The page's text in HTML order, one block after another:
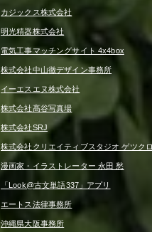
カジックス株式会社
明光精器株式会社
電気工事マッチングサイト 4x4box
株式会社中山徹デザイン事務所
イーエスエヌ株式会社
株式会社髙谷写真場
株式会社SRJ
株式会社クリエイティブスタジオ ゲツクロ
漫画家・イラストレーター 永田 愁
「Look@古文単語337」アプリ
エートス法律事務所
沖縄県大阪事務所